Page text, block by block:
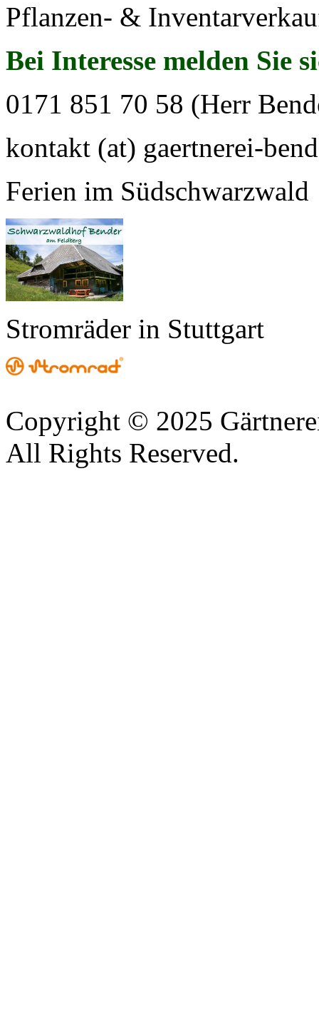
Pflanzen- &
Bei Interesse melden Sie
0171 851 70 58 (Herr
kontakt (at) gaertnerei-
Ferien im Südschwarzwald
Stromräder in Stuttgart
Copyright © 2025
All Rights Reserved.